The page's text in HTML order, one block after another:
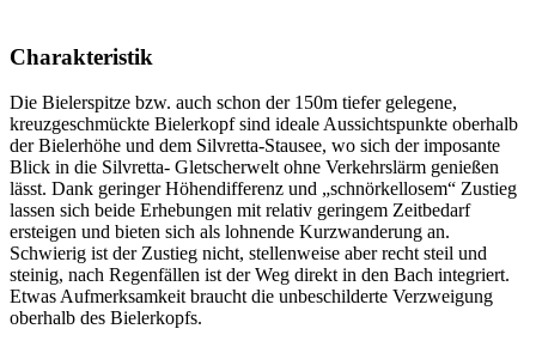
Charakteristik
Die Bielerspitze bzw. auch schon der 150m tiefer gelegene,
kreuzgeschmückte Bielerkopf sind ideale Aussichtspunkte oberhalb
der Bielerhöhe und dem Silvretta-Stausee, wo sich der imposante
Blick in die Silvretta- Gletscherwelt ohne Verkehrslärm genießen
lässt. Dank geringer Höhendifferenz und „schnörkellosem“ Zustieg
lassen sich beide Erhebungen mit relativ geringem Zeitbedarf
ersteigen und bieten sich als lohnende Kurzwanderung an.
Schwierig ist der Zustieg nicht, stellenweise aber recht steil und
steinig, nach Regenfällen ist der Weg direkt in den Bach integriert.
Etwas Aufmerksamkeit braucht die unbeschilderte Verzweigung
oberhalb des Bielerkopfs.